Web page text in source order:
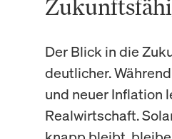
Der Blick in die
deutlicher.
und neuer Inflation
Realwirtschaft.